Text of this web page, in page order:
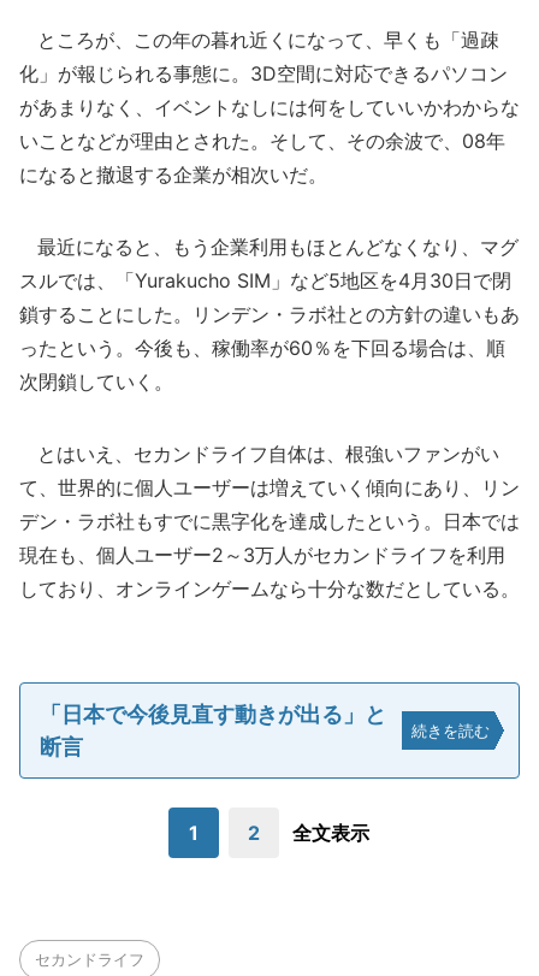
ところが、この年の暮れ近くになって、早くも「過疎
化」が報じられる事態に。3D空間に対応できるパソコン
があまりなく、イベントなしには何をしていいかわからな
いことなどが理由とされた。そして、その余波で、08年
になると撤退する企業が相次いだ。
最近になると、もう企業利用もほとんどなくなり、マグ
スルでは、「Yurakucho SIM」など5地区を4月30日で閉
鎖することにした。リンデン・ラボ社との方針の違いもあ
ったという。今後も、稼働率が60％を下回る場合は、順
次閉鎖していく。
とはいえ、セカンドライフ自体は、根強いファンがい
て、世界的に個人ユーザーは増えていく傾向にあり、リン
デン・ラボ社もすでに黒字化を達成したという。日本では
現在も、個人ユーザー2～3万人がセカンドライフを利用
しており、オンラインゲームなら十分な数だとしている。
「日本で今後見直す動きが出る」と
断言
続きを読む
1 2 全文表示
セカンドライフ